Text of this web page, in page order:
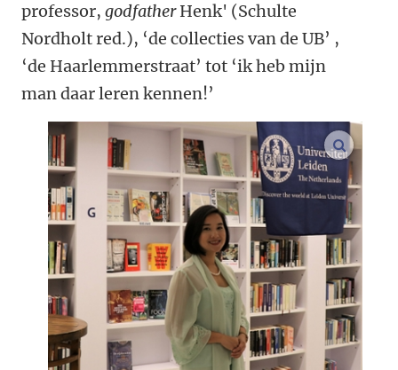
professor, godfatherHenk' (Schulte
Nordholt red.), ‘de collecties van de UB’ ,
‘de Haarlemmerstraat’ tot ‘ik heb mijn
man daar leren kennen!’